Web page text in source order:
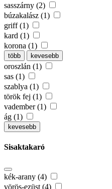
sasszárny (2)
búzakalász (1)
griff (1)
kard (1)
korona (1)
több kevesebb
oroszlán (1)
sas (1)
szablya (1)
török fej (1)
vadember (1)
ág (1)
kevesebb
Sisaktakaró
kék-arany (4)
vörös-ezüst (4)